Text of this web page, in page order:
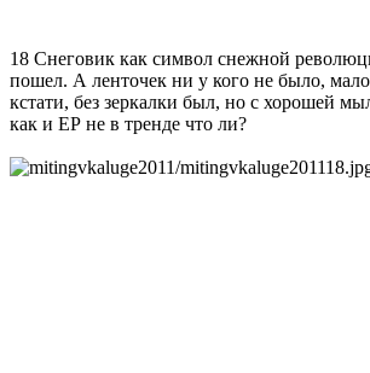
18 Снеговик как символ снежной
пошел. А ленточек ни у кого не было,
кстати, без зеркалки был, но с хорошей
как и ЕР не в тренде что ли?